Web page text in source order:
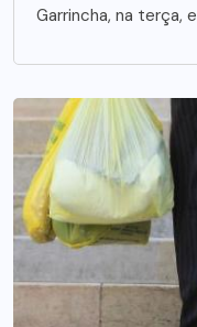
Garrincha, na terça, e